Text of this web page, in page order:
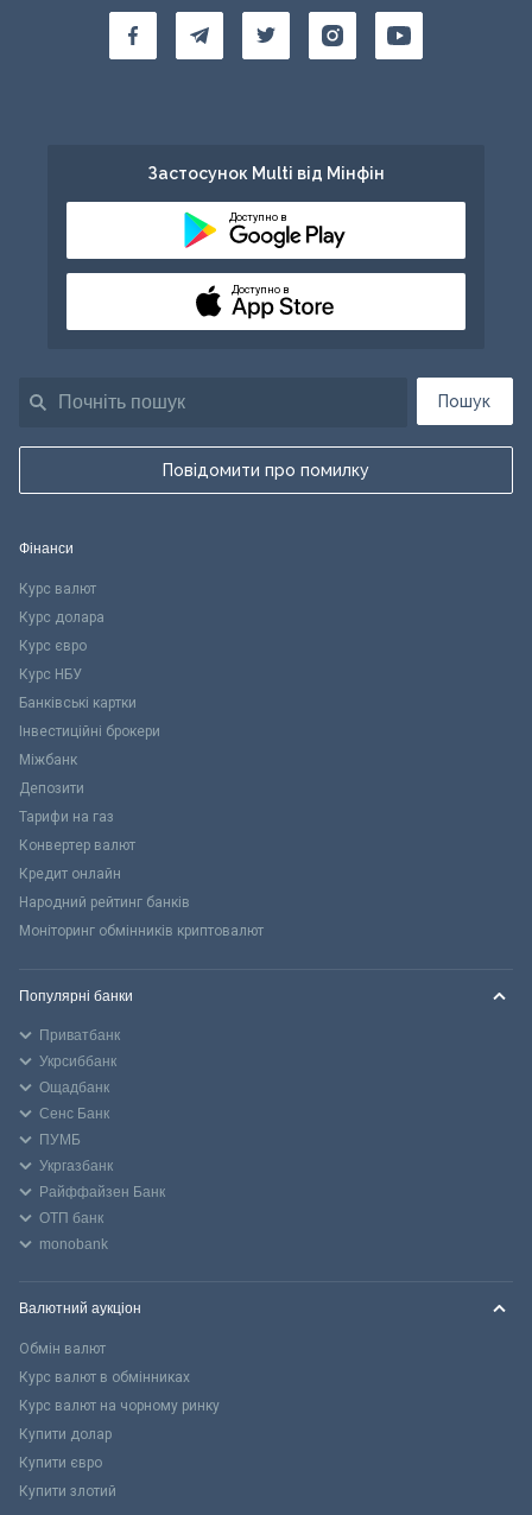
Пошук
Повідомити про помилку
Застосунок Multi від Мінфін
Доступно в
Доступно в
Фінанси
Курс валют
Курс долара
Курс євро
Курс НБУ
Банківські картки
Інвестиційні брокери
Міжбанк
Депозити
Тарифи на газ
Конвертер валют
Кредит онлайн
Народний рейтинг банків
Моніторинг обмінників криптовалют
Популярні банки
Приватбанк
Укрсиббанк
Ощадбанк
Сенс Банк
ПУМБ
Укргазбанк
Райффайзен Банк
ОТП банк
monobank
Валютний аукціон
Обмін валют
Курс валют в обмінниках
Курс валют на чорному ринку
Купити долар
Купити євро
Купити злотий